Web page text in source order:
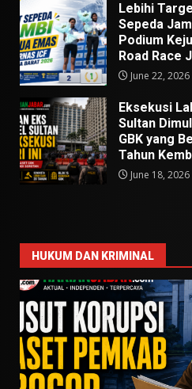
Lebihi
Sepeda
Podium
Road Race
June 22, 2026
Eksekusi
Sultan
GBK yang
Tahun
June 18, 2026
HUKUM DAN KRIMINAL